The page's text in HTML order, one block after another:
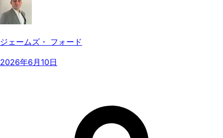
ジェームズ・ フォード
2026年6月10日